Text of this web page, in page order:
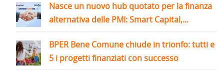
Nasce un nuovo hub quotato per la finanza
alternativa delle PMI: Smart Capital,...
BPER Bene Comune chiude in trionfo: tutti e
5 i progetti finanziati con successo